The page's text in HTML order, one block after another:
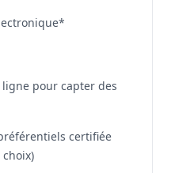
pour capter des
certifiée